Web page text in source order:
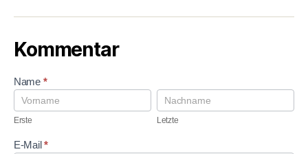
Kommentar
K
o
m
n
Name *
E
r
s
e
Erste
L
e
tLetzte
E-Mail*